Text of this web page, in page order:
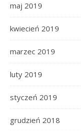
maj 2019
kwiecień 2019
marzec 2019
luty 2019
styczeń 2019
grudzień 2018